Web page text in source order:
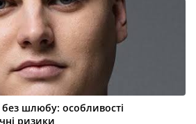
шлюбу: особливості
ризики